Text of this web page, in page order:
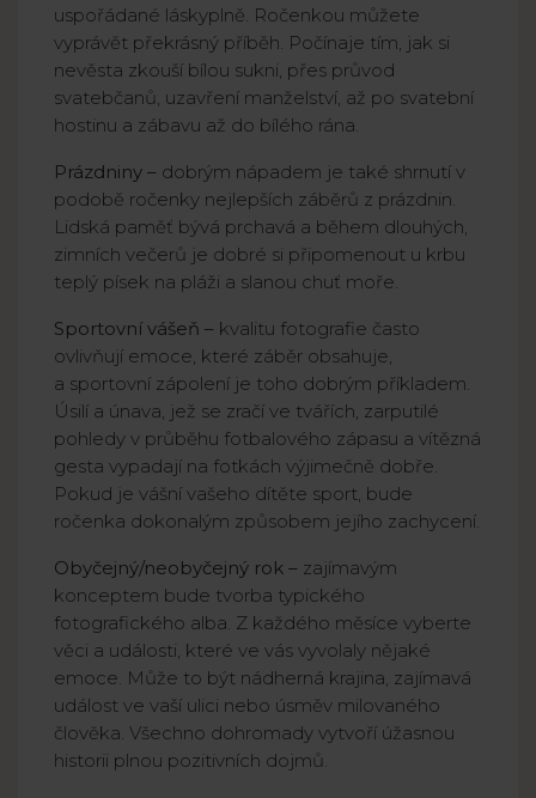
uspořádané láskyplně. Ročenkou můžete
vyprávět překrásný příběh. Počínaje tím, jak si
nevěsta zkouší bílou sukni, přes průvod
svatebčanů, uzavření manželství, až po svatební
hostinu a zábavu až do bílého rána.
Prázdniny – dobrým nápadem je také shrnutí v
podobě ročenky nejlepších záběrů z prázdnin.
Lidská paměť bývá prchavá a během dlouhých,
zimních večerů je dobré si připomenout u krbu
teplý písek na pláži a slanou chuť moře.
Sportovní vášeň – kvalitu fotografie často
ovlivňují emoce, které záběr obsahuje,
a sportovní zápolení je toho dobrým příkladem.
Úsilí a únava, jež se zračí ve tvářích, zarputilé
pohledy v průběhu fotbalového zápasu a vítězná
gesta vypadají na fotkách výjimečně dobře.
Pokud je vášní vašeho dítěte sport, bude
ročenka dokonalým způsobem jejího zachycení.
Obyčejný/neobyčejný rok – zajímavým
konceptem bude tvorba typického
fotografického alba. Z každého měsíce vyberte
věci a události, které ve vás vyvolaly nějaké
emoce. Může to být nádherná krajina, zajímavá
událost ve vaší ulici nebo úsměv milovaného
člověka. Všechno dohromady vytvoří úžasnou
historii plnou pozitivních dojmů.